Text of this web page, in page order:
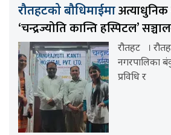
रौतहटको बौधिमाईमा
‘चन्द्रज्योति कान्ति हस्पिटल’
रौतहट ।
नगरपालिका
प्रविधि र